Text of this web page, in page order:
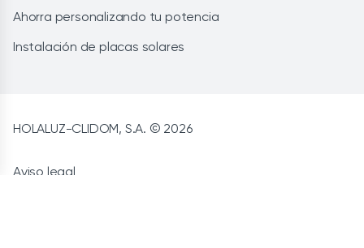
Ahorra personalizando tu potencia
Instalación de placas solares
HOLALUZ-CLIDOM, S.A. © 2026
Aviso legal